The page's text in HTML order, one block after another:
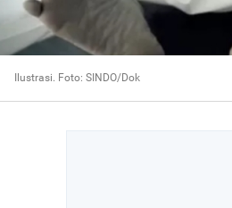
Ilustrasi. Foto: SINDO/Dok